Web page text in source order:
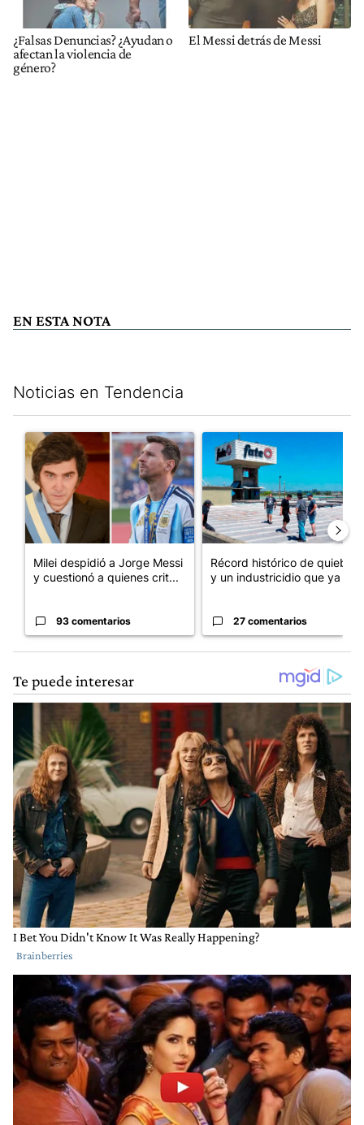
¿Falsas Denuncias? ¿Ayudan o
afectan la violencia de
género?
El Messi detrás de Messi
EN ESTA NOTA
Noticias en Tendencia
Un artículo de tendencia con el título "Milei despidió a Jorge
Milei despidió a Jorge Messi
y cuestionó a quienes crit...
93 comentarios
Un artículo de tendencia
Récord histórico de quiebras
y un industricidio que ya ...
27 comentarios